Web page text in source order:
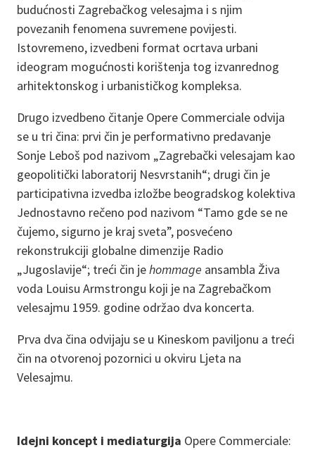
budućnosti Zagrebačkog velesajma i s njim
povezanih fenomena suvremene povijesti.
Istovremeno, izvedbeni format ocrtava urbani
ideogram mogućnosti korištenja tog izvanrednog
arhitektonskog i urbanističkog kompleksa.
Drugo izvedbeno čitanje Opere Commerciale odvija
se u tri čina: prvi čin je performativno predavanje
Sonje Leboš pod nazivom „Zagrebački velesajam kao
geopolitički laboratorij Nesvrstanih“; drugi čin je
participativna izvedba izložbe beogradskog kolektiva
Jednostavno rečeno pod nazivom “Tamo gde se ne
čujemo, sigurno je kraj sveta”, posvećeno
rekonstrukciji globalne dimenzije Radio
„Jugoslavije“; treći čin jehommage ansambla Živa
voda Louisu Armstrongu koji je na Zagrebačkom
velesajmu 1959. godine održao dva koncerta.
Prva dva čina odvijaju se u Kineskom paviljonu a treći
čin na otvorenoj pozornici u okviru Ljeta na
Velesajmu.
Idejni koncept i mediaturgija Opere Commerciale: